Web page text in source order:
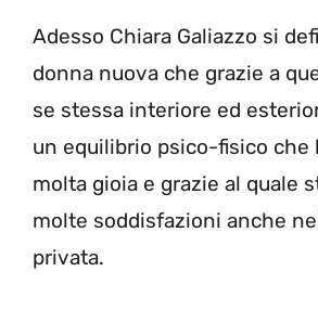
Adesso Chiara Galiazzo si
donna nuova che grazie a
se stessa interiore ed
un equilibrio psico-fisico che
molta gioia e grazie al quale
molte soddisfazioni anche
privata.